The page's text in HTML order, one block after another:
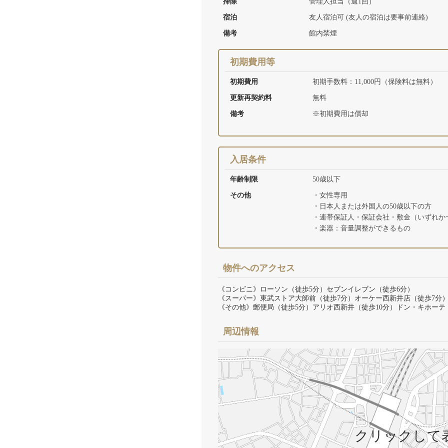
宿泊 友人宿泊可 (友人の宿泊は要事前連絡)
備考 館内禁煙
初期費用等
初期費用 初期手数料：11,000円（保険料は無料）
更新再契約料 無料
備考 ※初期費用は償却
入居条件
年齢制限 50歳以下
その他
・女性専用
・日本人または外国人の50歳以下の方
・連帯保証人・保証会社・敷金（いずれか
・楽器：音量調整ができるもの
物件へのアクセス
《コンビニ》ローソン（徒歩5分）セブンイレブン（徒歩6分）
《スーパー》東武ストア大師前（徒歩7分）オーケー西新井店（徒歩7分
《その他》郵便局（徒歩5分）アリオ西新井（徒歩10分）ドン・キホーテ
周辺情報
クリックして